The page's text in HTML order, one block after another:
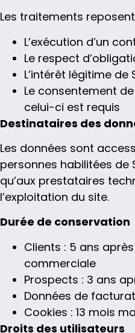
Les traitements
L’exécution d’un
Le respect
L’intérêt légitime de
Le consentement
celui-ci est requis
Destinataires des
Les données sont
personnes habilitées de
qu’aux prestataires
l’exploitation du site.
Durée de conservation
Clients : 5 ans
commerciale
Prospects : 3 ans
Données de
Cookies : 13 mois
Droits des utilisateurs